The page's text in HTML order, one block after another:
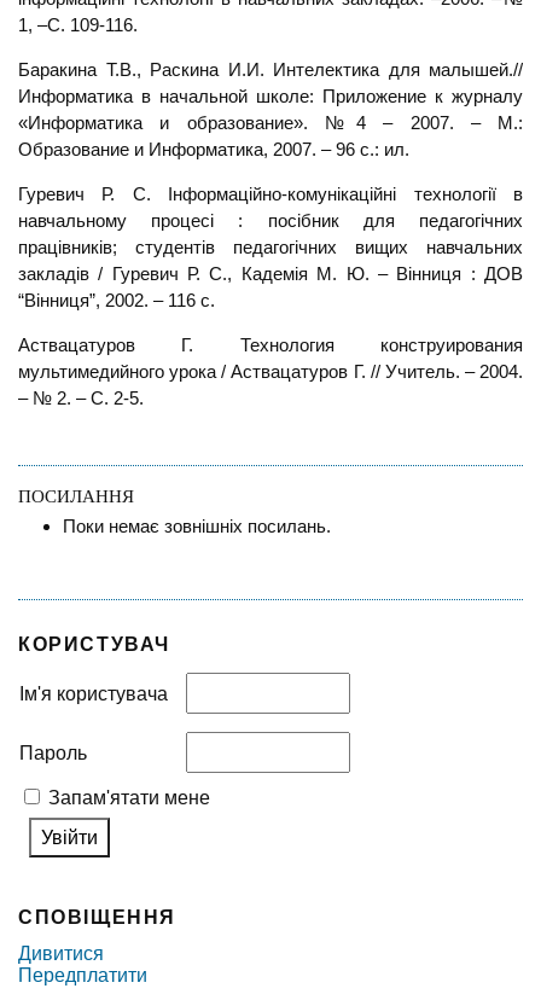
КОРИСТУВАЧ
Ім'я користувача
Пароль
Запам'ятати мене
СПОВІЩЕННЯ
Дивитися
Передплатити
1, –С. 109-116.
Баракина Т.В., Раскина И.И. Интелектика для малышей.//
Информатика в начальной школе: Приложение к журналу
«Информатика и образование». №4 – 2007. – М.:
Образование и Информатика, 2007. – 96 с.: ил.
Гуревич Р. С. Інформаційно-комунікаційні технології в
навчальному процесі : посібник для педагогічних
працівників; студентів педагогічних вищих навчальних
закладів / Гуревич Р. С., Кадемія М. Ю. – Вінниця : ДОВ
“Вінниця”, 2002. – 116 с.
Аствацатуров Г. Технология конструирования
мультимедийного урока / Аствацатуров Г. // Учитель. – 2004.
– № 2. – С. 2-5.
ПОСИЛАННЯ
Поки немає зовнішніх посилань.